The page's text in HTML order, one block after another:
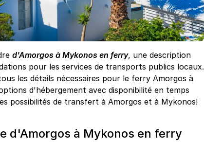
d'Amorgos à Mykonos en ferry, une description
pour les services de transports publics locaux.
les détails nécessaires pour le ferry Amorgos à
d'hébergement avec disponibilité en temps
possibilités de transfert à Amorgos et à Mykonos!
d'Amorgos à Mykonos en ferry